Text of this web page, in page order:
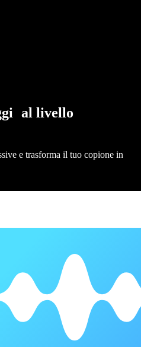
al livello
e trasforma il tuo copione in